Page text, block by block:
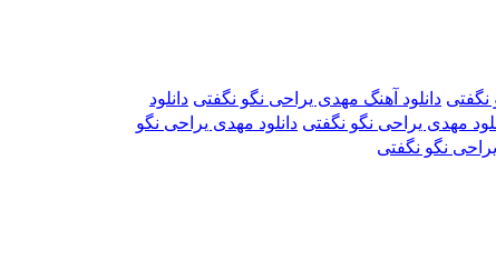
نگفتی دانلود آهنگ مهدی یراحی نگو نگفتی دانلود
مهدی یراحی نگو نگفتی دانلود مهدی یراحی نگو
نگو نگفتی